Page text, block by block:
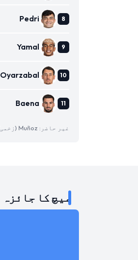
Pedri
Yamal
Oyarzabal
Baena
غیر حاضر: Muñoz (زخمی), Pino (زخمی), N. Williams (زخمی)
میچ کا جائزہ